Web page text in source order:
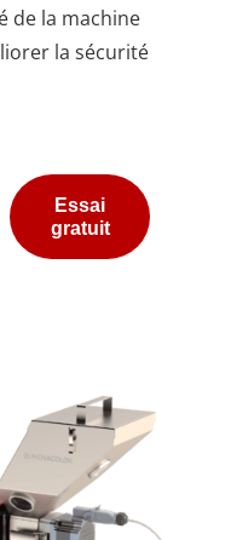
de la machine
la sécurité
Essai
gratuit